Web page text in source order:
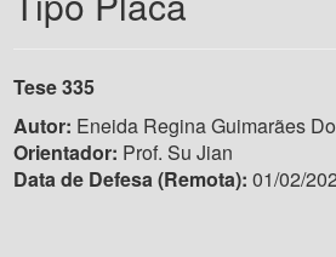
Tese 335
Autor: Eneida Regina Guimarães
Orientador: Prof. Su Jian
Data de Defesa (Remota): 01/02/